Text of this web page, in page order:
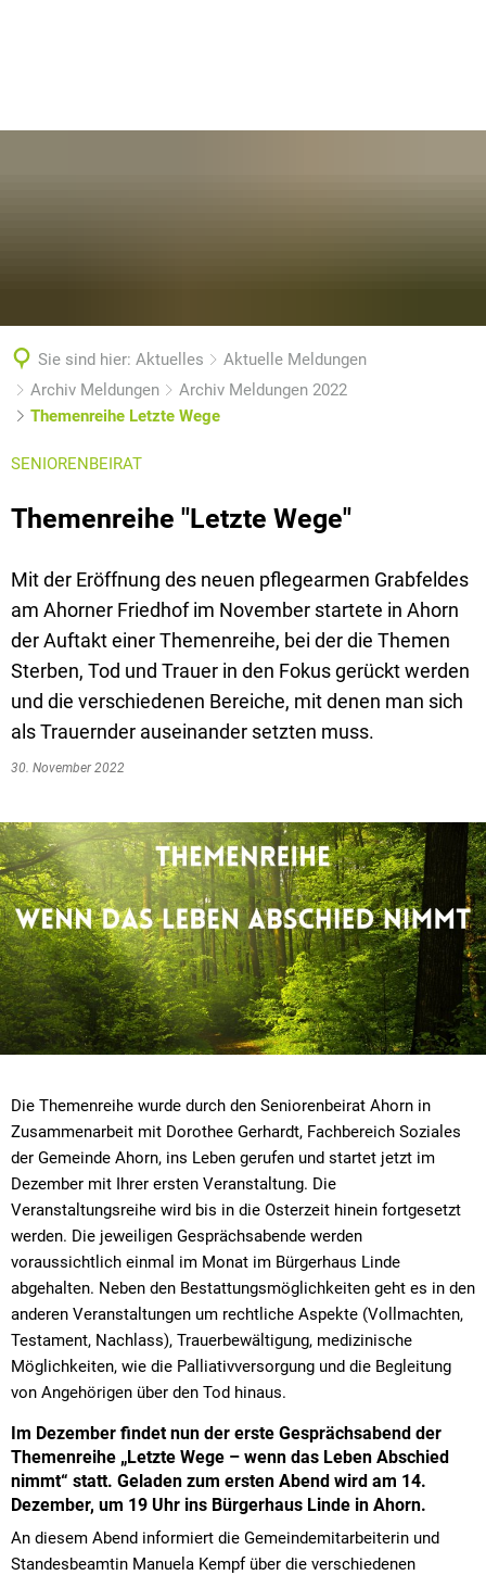
Sie sind hier: Aktuelles
Aktuelle Meldungen
Archiv Meldungen
Archiv Meldungen 2022
Themenreihe Letzte Wege
SENIORENBEIRAT
Themenreihe "Letzte Wege"
Mit der Eröffnung des neuen pflegearmen Grabfeldes
am Ahorner Friedhof im November startete in Ahorn
der Auftakt einer Themenreihe, bei der die Themen
Sterben, Tod und Trauer in den Fokus gerückt werden
und die verschiedenen Bereiche, mit denen man sich
als Trauernder auseinander setzten muss.
30. November 2022
Die Themenreihe wurde durch den Seniorenbeirat Ahorn in
Zusammenarbeit mit Dorothee Gerhardt, Fachbereich Soziales
der Gemeinde Ahorn, ins Leben gerufen und startet jetzt im
Dezember mit Ihrer ersten Veranstaltung. Die
Veranstaltungsreihe wird bis in die Osterzeit hinein fortgesetzt
werden. Die jeweiligen Gesprächsabende werden
voraussichtlich einmal im Monat im Bürgerhaus Linde
abgehalten. Neben den Bestattungsmöglichkeiten geht es in den
anderen Veranstaltungen um rechtliche Aspekte (Vollmachten,
Testament, Nachlass), Trauerbewältigung, medizinische
Möglichkeiten, wie die Palliativversorgung und die Begleitung
von Angehörigen über den Tod hinaus.
Im Dezember findet nun der erste Gesprächsabend der
Themenreihe „Letzte Wege – wenn das Leben Abschied
nimmt“ statt. Geladen zum ersten Abend wird am 14.
Dezember, um 19 Uhr ins Bürgerhaus Linde in Ahorn.
An diesem Abend informiert die Gemeindemitarbeiterin und
Standesbeamtin Manuela Kempf über die verschiedenen